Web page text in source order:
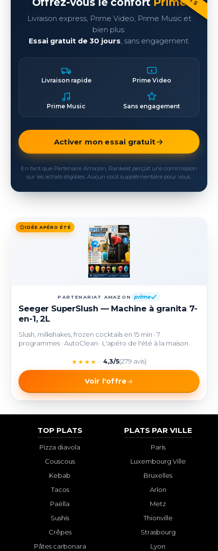
Livraison express, Prime Video, Prime Music et
bien plus.
Essai gratuit de 30 jours, sans engagement.
Livraison rapide Prime Video
Prime Music Sans engagement
Activer mon essai gratuit
En tant que Partenaire Amazon, Rankeat perçoit une commission
sur les achats éligibles. Aucun coût supplémentaire pour vous.
IDÉE APÉRO ÉTÉ
PARTENARIAT AMAZON prime
Seeger SuperSlush — Machine à granita 7-
en-1, 2L
Slush, milkshakes, frozen cocktails en 15 min · 7
programmes · AutoClean · L'apéro de l'été à la maison.
★★★★ 4,3/5(279 avis)
Voir l'offre
TOP PLATS
Pizza diavola
Couscous
Kebab
Tacos
Paëlla
Sushis
Crêpes
Pâtes carbonara
PLATS PAR VILLE
Paris
Luxembourg Ville
Bruxelles
Arlon
Metz
Thionville
Strasbourg
Lyon